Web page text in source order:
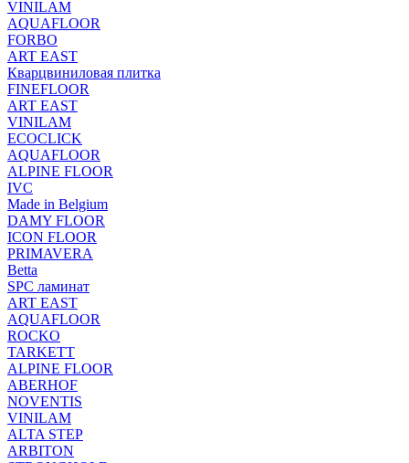
VINILAM
AQUAFLOOR
FORBO
ART EAST
Кварцвиниловая плитка
FINEFLOOR
ART EAST
VINILAM
ECOCLICK
AQUAFLOOR
ALPINE FLOOR
IVC
Made in Belgium
DAMY FLOOR
ICON FLOOR
PRIMAVERA
Betta
SPC ламинат
ART EAST
AQUAFLOOR
ROCKO
TARKETT
ALPINE FLOOR
ABERHOF
NOVENTIS
VINILAM
ALTA STEP
ARBITON